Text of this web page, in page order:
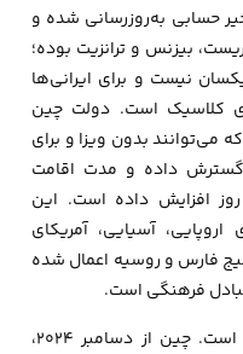
حسابی به‌روزرسانی شده و
بیزنس و ترانزیت بوده؛
نیست و برای ایرانی‌ها
کلاسیک است. دولت چین
می‌توانند بدون ویزا و برای
گسترش داده و مدت اقامت
بعضی از آن‌ها را از ۱۵ روز به ۳۰ روز افزایش داده است. این
آسیایی، آمریکای
فارس و روسیه اعمال شده
فرهنگی است.
تغییر مهم بعدی در روادید ترانزیتی است. چین از دسامبر ۲۰۲۴،